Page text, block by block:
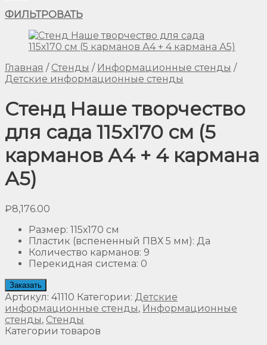
ФИЛЬТРОВАТЬ
Главная / Стенды / Информационные стенды /
Детские информационные стенды
Стенд Наше творчество
для сада 115х170 см (5
карманов А4 + 4 кармана
А5)
₽8,176.00
Размер: 115х170 см
Пластик (вспененный ПВХ 5 мм): Да
Количество карманов: 9
Перекидная система: 0
Заказать
Артикул: 41110 Категории: Детские
информационные стенды, Информационные
стенды, Стенды
Категории товаров